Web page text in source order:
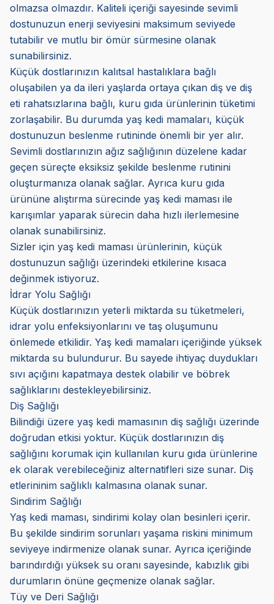
olmazsa olmazdır. Kaliteli içeriği sayesinde sevimli
dostunuzun enerji seviyesini maksimum seviyede
tutabilir ve mutlu bir ömür sürmesine olanak
sunabilirsiniz.
Küçük dostlarınızın kalıtsal hastalıklara bağlı
oluşabilen ya da ileri yaşlarda ortaya çıkan diş ve diş
eti rahatsızlarına bağlı, kuru gıda ürünlerinin tüketimi
zorlaşabilir. Bu durumda yaş kedi mamaları, küçük
dostunuzun beslenme rutininde önemli bir yer alır.
Sevimli dostlarınızın ağız sağlığının düzelene kadar
geçen süreçte eksiksiz şekilde beslenme rutinini
oluşturmanıza olanak sağlar. Ayrıca kuru gıda
ürününe alıştırma sürecinde yaş kedi maması ile
karışımlar yaparak sürecin daha hızlı ilerlemesine
olanak sunabilirsiniz.
Sizler için yaş kedi maması ürünlerinin, küçük
dostunuzun sağlığı üzerindeki etkilerine kısaca
değinmek istiyoruz.
İdrar Yolu Sağlığı
Küçük dostlarınızın yeterli miktarda su tüketmeleri,
idrar yolu enfeksiyonlarını ve taş oluşumunu
önlemede etkilidir. Yaş kedi mamaları içeriğinde yüksek
miktarda su bulundurur. Bu sayede ihtiyaç duydukları
sıvı açığını kapatmaya destek olabilir ve böbrek
sağlıklarını destekleyebilirsiniz.
Diş Sağlığı
Bilindiği üzere yaş kedi mamasının diş sağlığı üzerinde
doğrudan etkisi yoktur. Küçük dostlarınızın diş
sağlığını korumak için kullanılan kuru gıda ürünlerine
ek olarak verebileceğiniz alternatifleri size sunar. Diş
etlerininim sağlıklı kalmasına olanak sunar.
Sindirim Sağlığı
Yaş kedi maması, sindirimi kolay olan besinleri içerir.
Bu şekilde sindirim sorunları yaşama riskini minimum
seviyeye indirmenize olanak sunar. Ayrıca içeriğinde
barındırdığı yüksek su oranı sayesinde, kabızlık gibi
durumların önüne geçmenize olanak sağlar.
Tüy ve Deri Sağlığı